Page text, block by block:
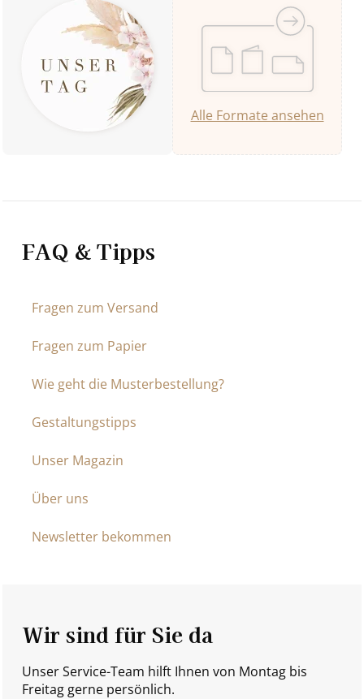
Alle Formate ansehen
FAQ & Tipps
Fragen zum Versand
Fragen zum Papier
Wie geht die Musterbestellung?
Gestaltungstipps
Unser Magazin
Über uns
Newsletter bekommen
Wir sind für Sie da
Unser Service-Team hilft Ihnen von Montag bis
Freitag gerne persönlich.